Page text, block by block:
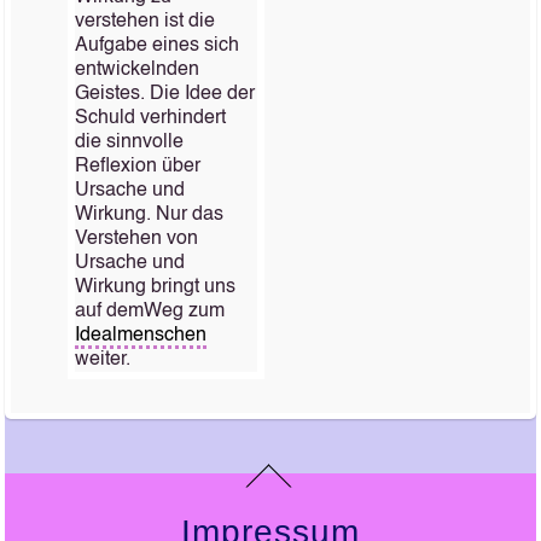
verstehen ist die
Aufgabe eines sich
entwickelnden
Geistes. Die Idee der
Schuld verhindert
die sinnvolle
Reflexion über
Ursache und
Wirkung. Nur das
Verstehen von
Ursache und
Wirkung bringt uns
auf demWeg zum
Idealmenschen
weiter.
Impressum